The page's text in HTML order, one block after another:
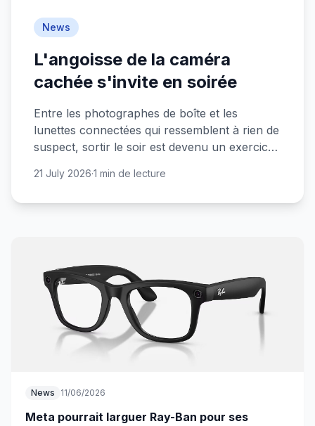
News
L'angoisse de la caméra
cachée s'invite en soirée
Entre les photographes de boîte et les
lunettes connectées qui ressemblent à rien de
suspect, sortir le soir est devenu un exercice
21 July 2026·1 min de lecture
News 11/06/2026
Meta pourrait larguer Ray-Ban pour ses